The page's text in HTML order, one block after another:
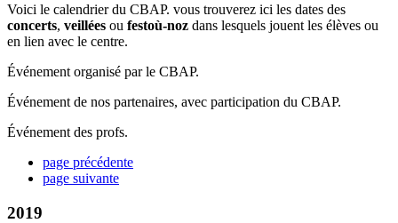
Voici le calendrier du CBAP. vous trouverez ici les dates des
concerts, veillées ou festoù-noz dans lesquels jouent les élèves ou
en lien avec le centre.
Événement organisé par le CBAP.
Événement de nos partenaires, avec participation du CBAP.
Événement des profs.
page précédente
page suivante
2019